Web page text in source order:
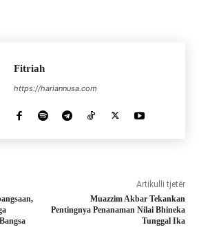
Fitriah
https://hariannusa.com
Artikulli tjetër
Muazzim Akbar Tekankan
Pentingnya Penanaman Nilai Bhineka
Tunggal Ika